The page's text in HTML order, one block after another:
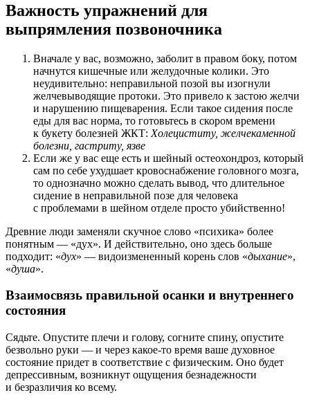
Важность упражнений для
выпрямления позвоночника
Вначале у вас, возможно, заболит в правом боку, потом
начнутся кишечные или желудочные колики. Это
неудивительно: неправильной позой вы изогнули
желчевыводящие протоки. Это привело к застою желчи
и нарушению пищеварения. Если такое сидения после
еды для вас норма, то готовьтесь в скором времени
к букету болезней ЖКТ: Холециститу, желчекаменной
болезни, гастриту, язве
Если же у вас еще есть и шейный остеохондроз, который
сам по себе ухудшает кровоснабжение головного мозга,
то однозначно можно сделать вывод, что длительное
сидение в неправильной позе для человека
с проблемами в шейном отделе просто убийственно!
Древние люди заменяли скучное слово «психика» более
понятным — «дух». И действительно, оно здесь больше
подходит: «дух» — видоизмененный корень слов «дыхание»,
«душа».
Взаимосвязь правильной осанки и внутреннего
состояния
Сядьте. Опустите плечи и голову, согните спину, опустите
безвольно руки — и через какое-то время ваше духовное
состояние придет в соответствие с физическим. Оно будет
депрессивным, возникнут ощущения безнадежности
и безразличия ко всему.